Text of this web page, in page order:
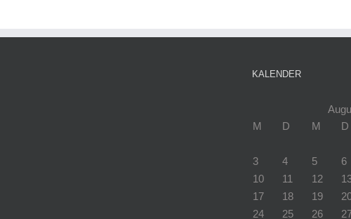
KALENDER
M
D M D
3
4 5 6
10
11 12
17
18 19
24
25 26